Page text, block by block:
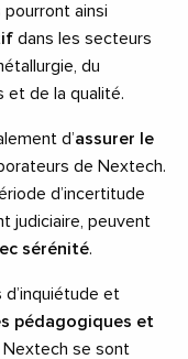
pourront ainsi
dans les secteurs
du
et de la qualité.
d’assurer le
de Nextech.
d’incertitude
judiciaire, peuvent
sérénité.
et
pédagogiques et
Nextech se sont